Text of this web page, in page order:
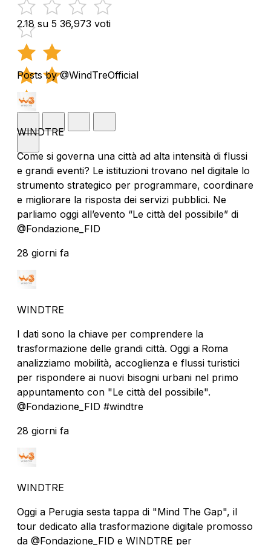
2.18 su 5 36,973 voti
Posts by @WindTreOfficial
WINDTRE
Come si governa una città ad alta intensità di flussi
e grandi eventi? Le istituzioni trovano nel digitale lo
strumento strategico per programmare, coordinare
e migliorare la risposta dei servizi pubblici. Ne
parliamo oggi all’evento “Le città del possibile” di
@Fondazione_FID
28 giorni fa
WINDTRE
I dati sono la chiave per comprendere la
trasformazione delle grandi città. Oggi a Roma
analizziamo mobilità, accoglienza e flussi turistici
per rispondere ai nuovi bisogni urbani nel primo
appuntamento con "Le città del possibile".
@Fondazione_FID #windtre
28 giorni fa
WINDTRE
Oggi a Perugia sesta tappa di "Mind The Gap", il
tour dedicato alla trasformazione digitale promosso
da @Fondazione_FID e WINDTRE per